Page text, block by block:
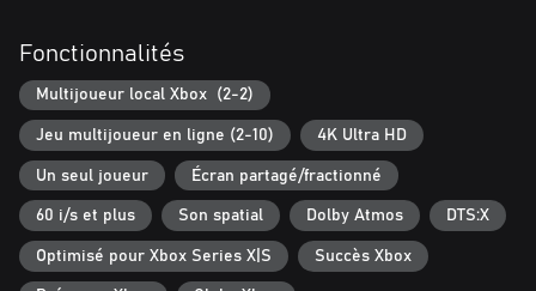
Fonctionnalités
Multijoueur local Xbox (2-2)
Jeu multijoueur en ligne (2-10) 4K Ultra HD
Un seul joueur Écran partagé/fractionné
60 i/s et plus Son spatial Dolby Atmos DTS:X
Optimisé pour Xbox Series X|S Succès Xbox